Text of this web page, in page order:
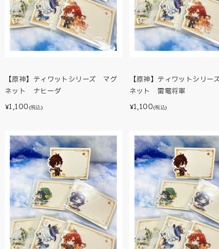
【原神】ティワットシリーズ マグ
ネット ナヒーダ
¥1,100 (税込)
【原神】ティワットシリ
ネット 雷電将軍
¥1,100(税込)